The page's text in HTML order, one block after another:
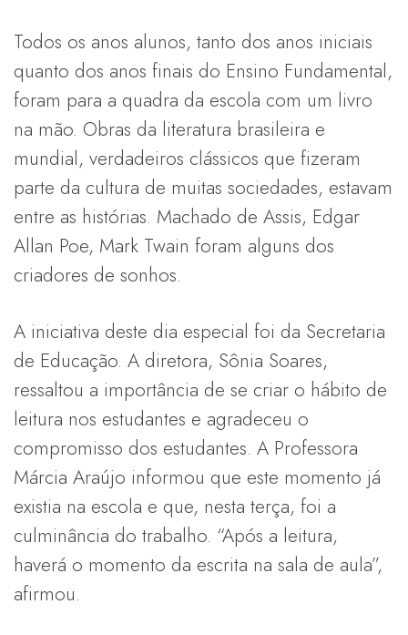
Todos os anos alunos, tanto dos anos iniciais
quanto dos anos finais do Ensino Fundamental,
foram para a quadra da escola com um livro
na mão. Obras da literatura brasileira e
mundial, verdadeiros clássicos que fizeram
parte da cultura de muitas sociedades, estavam
entre as histórias. Machado de Assis, Edgar
Allan Poe, Mark Twain foram alguns dos
criadores de sonhos.
A iniciativa deste dia especial foi da Secretaria
de Educação. A diretora, Sônia Soares,
ressaltou a importância de se criar o hábito de
leitura nos estudantes e agradeceu o
compromisso dos estudantes. A Professora
Márcia Araújo informou que este momento já
existia na escola e que, nesta terça, foi a
culminância do trabalho. “Após a leitura,
haverá o momento da escrita na sala de aula”,
afirmou.